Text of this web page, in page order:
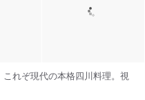
これぞ現代の本格四川料理。視